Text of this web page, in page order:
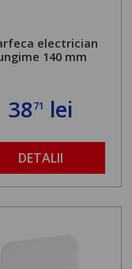
electrician
140 mm
3871 lei
DETALII